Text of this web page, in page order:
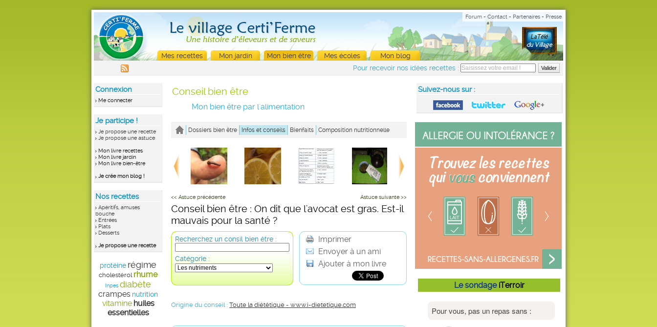
Forum - Contact - Partenaires - Presse
Mes recettes Mon jardin Mon bien être Mes écoles
Mon blog
Pour recevoir nos idées recettes :
Connexion
Me connecter
Je participe !
Je propose une recette
Je propose une astuce
Mon livre recettes
Mon livre jardin
Mon livre bien-être
Je crée mon blog !
Nos recettes
Apéritifs, amuses
bouche
Entrées
Plats
Desserts
Je propose une recette
protéine régime
cholestérol rhume
Inpes diabète
crampes nutrition
vitamine huiles
essentielles
Suivez-nous sur :
Le sondage iTerroir
Conseil bien être
Mon bien être par l'alimentation
Dossiers bien être Infos et conseils Bienfaits Composition nutritionnelle
Astuce suivante >>
<< Astuce précédente
Conseil bien être : On dit que l'avocat est gras. Est-il
mauvais pour la santé ?
Recherchez un consil bien être :
Catégorie :
Imprimer
Envoyer à un ami
Ajouter à mon livre
Origine du conseil : Toute la diététique - www.i-dietetique.com